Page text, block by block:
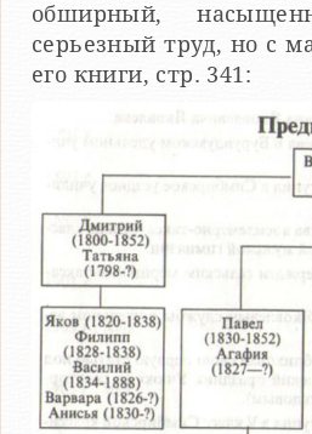
обширный,
серьезный труд, но с
его книги, стр. 341: